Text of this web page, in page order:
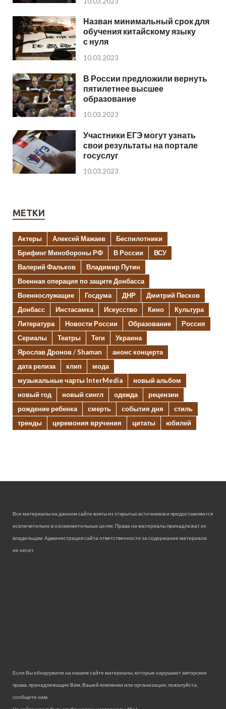
Назван минимальный срок для
обучения китайскому языку
с нуля
10.03.2023
В России предложили вернуть
пятилетнее высшее
образование
10.03.2023
Участники ЕГЭ могут узнать
свои результаты на портале
госуслуг
10.03.2023
МЕТКИ
Актеры Алексей Мажаев
Беспилотники
Брифинг Минобороны РФ
В России
ВСУ
Валерий Фальков
Владимир Путин
Военная операция по защите Донбасса
Военнослужащие
Госдума ДНР
Дмитрий Песков
Донбасс
Инстасамка Искусство Кино
Культура
Литература
Новости России Образование
Россия
Сериалы
Театры Теги
Украина
Ярослав Дронов / Shaman
анонс концерта
дата релиза
клип
мода
музыкальные чарты InterMedia
новый альбом
новый год
новый сингл одежда
рецензии
рождение ребенка
смерть события дня
стиль
тренды
церемония вручения цитаты юбилей
Все материалы на данном сайте взяты из открытых источников и предоставляются
исключительно в ознакомительных целях. Права на материалы принадлежат их
владельцам. Администрация сайта ответственности за содержание материала
не несет.
Если Вы обнаружили на нашем сайте материалы, которые нарушают авторские
права, принадлежащие Вам, Вашей компании или организации, пожалуйста,
сообщите нам.